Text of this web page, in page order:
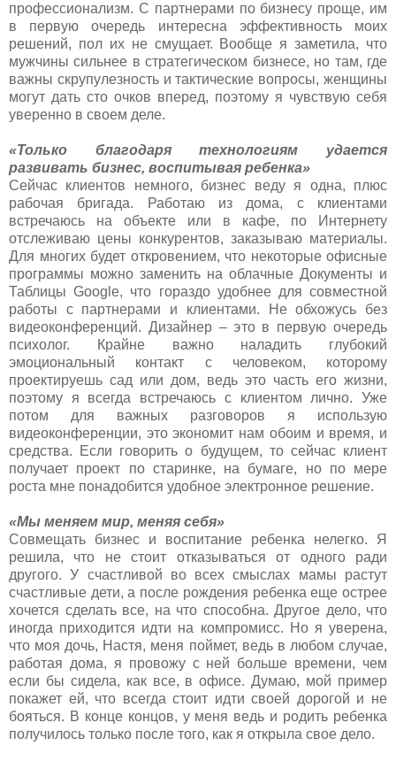
профессионализм. С партнерами по бизнесу проще, им
в первую очередь интересна эффективность моих
решений, пол их не смущает. Вообще я заметила, что
мужчины сильнее в стратегическом бизнесе, но там, где
важны скрупулезность и тактические вопросы, женщины
могут дать сто очков вперед, поэтому я чувствую себя
уверенно в своем деле.
«Только благодаря технологиям удается
развивать бизнес, воспитывая ребенка»
Сейчас клиентов немного, бизнес веду я одна, плюс
рабочая бригада. Работаю из дома, с клиентами
встречаюсь на объекте или в кафе, по Интернету
отслеживаю цены конкурентов, заказываю материалы.
Для многих будет откровением, что некоторые офисные
программы можно заменить на облачные Документы и
Таблицы Google, что гораздо удобнее для совместной
работы с партнерами и клиентами. Не обхожусь без
видеоконференций. Дизайнер – это в первую очередь
психолог. Крайне важно наладить глубокий
эмоциональный контакт с человеком, которому
проектируешь сад или дом, ведь это часть его жизни,
поэтому я всегда встречаюсь с клиентом лично. Уже
потом для важных разговоров я использую
видеоконференции, это экономит нам обоим и время, и
средства. Если говорить о будущем, то сейчас клиент
получает проект по старинке, на бумаге, но по мере
роста мне понадобится удобное электронное решение.
«Мы меняем мир, меняя себя»
Совмещать бизнес и воспитание ребенка нелегко. Я
решила, что не стоит отказываться от одного ради
другого. У счастливой во всех смыслах мамы растут
счастливые дети, а после рождения ребенка еще острее
хочется сделать все, на что способна. Другое дело, что
иногда приходится идти на компромисс. Но я уверена,
что моя дочь, Настя, меня поймет, ведь в любом случае,
работая дома, я провожу с ней больше времени, чем
если бы сидела, как все, в офисе. Думаю, мой пример
покажет ей, что всегда стоит идти своей дорогой и не
бояться. В конце концов, у меня ведь и родить ребенка
получилось только после того, как я открыла свое дело.